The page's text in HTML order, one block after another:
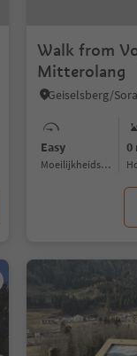
Walk from
Mitterolang
Easy
Moeilijkheidsgraad
0